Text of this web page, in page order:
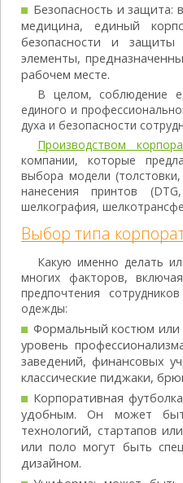
Безопасность и защита:
медицина, единый
безопасности и
элементы,
рабочем месте.
В целом, соблюдение
единого и
духа и безопасности
Производством
компании, которые
выбора модели
нанесения принтов
шелкография,
Выбор типа
Какую именно делать
многих факторов,
предпочтения
одежды:
Формальный костюм или
уровень
заведений, финансовых
классические пиджаки,
Корпоративная
удобным. Он может
технологий, стартапов
или поло могут быть
дизайном.